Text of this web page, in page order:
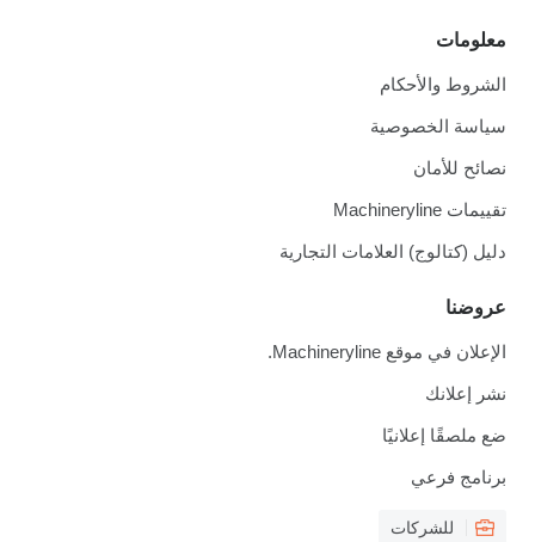
معلومات
الشروط والأحكام
سياسة الخصوصية
نصائح للأمان
تقييمات Machineryline
دليل (كتالوج) العلامات التجارية
عروضنا
الإعلان في موقع Machineryline.
نشر إعلانك
ضع ملصقًا إعلانيًا
برنامج فرعي
للشركات